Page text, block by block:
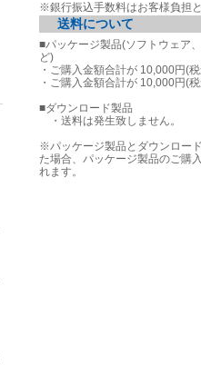
※銀行振込手数料はお客様負担
送料について
■パッケージ製品(ソフトウェア
ど)
・ご購入金額合計が 10,000円(
・ご購入金額合計が 10,000円(
■ダウンロード製品
・送料は発生致しません。
※パッケージ製品とダウンロー
た場合、パッケージ製品のご購
れます。